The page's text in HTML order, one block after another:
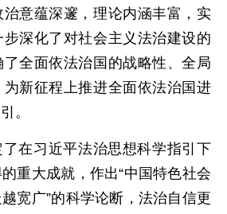
意蕴深邃，理论内涵丰富，实
深化了对社会主义法治建设的
全面依法治国的战略性、全局
新征程上推进全面依法治国进
。
在习近平法治思想科学指引下
重大成就，作出“中国特色社会
宽广”的科学论断，法治自信更